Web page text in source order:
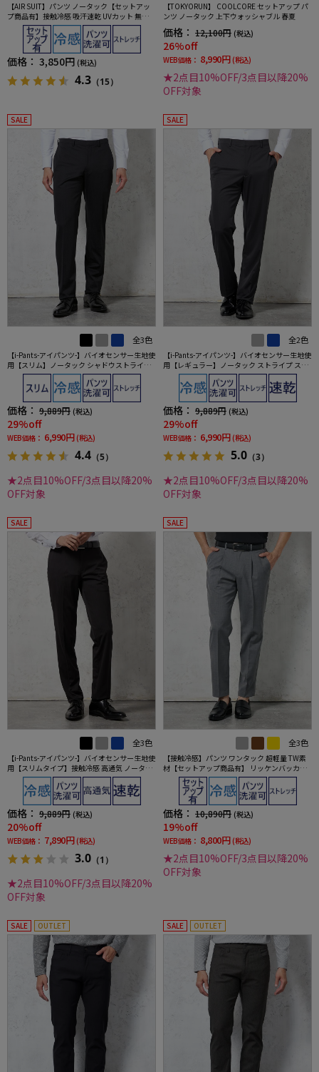
【AIR SUIT】パンツ ノータック【セットアッ
プ商品有】接触冷感 吸汗速乾 UVカット 無地
価格： 3,850円 (税込)
4.3 （15）
【TOKYORUN】 COOLCORE セットアップ パ
ンツ ノータック 上下ウォッシャブル 春夏
価格： 12,100円 (税込)
26%off
WEB価格： 8,990円 (税込)
★2点目10%OFF/3点目以降20%
OFF対象
SALE
全3色
【i-Pants-アイパンツ-】バイオセンサー生地使
用【スリム】ノータック シャドウストライプ
スラックス nero【スリムデザイン】
価格： 9,889円 (税込)
29%off
WEB価格： 6,990円 (税込)
4.4 （5）
★2点目10%OFF/3点目以降20%
OFF対象
SALE
全2色
【i-Pants-アイパンツ-】バイオセンサー生地使
用【レギュラー】ノータック ストライプ スラ
ックス リッケンバッカー
価格： 9,889円 (税込)
29%off
WEB価格： 6,990円 (税込)
5.0 （3）
★2点目10%OFF/3点目以降20%
OFF対象
SALE
全3色
【i-Pants-アイパンツ-】バイオセンサー生地使
用【スリムタイプ】接触冷感 高通気 ノータッ
ク シャドウストライプ スラックス nero 春夏
【スリムデザイン】
価格： 9,889円 (税込)
20%off
WEB価格： 7,890円 (税込)
3.0 （1）
★2点目10%OFF/3点目以降20%
OFF対象
SALE
全3色
【接触冷感】パンツ ワンタック 超軽量 TW素
材【セットアップ商品有】 リッケンバッカー
ブラック 春夏
価格： 10,890円 (税込)
19%off
WEB価格： 8,800円 (税込)
★2点目10%OFF/3点目以降20%
OFF対象
SALE OUTLET SALE OUTLET